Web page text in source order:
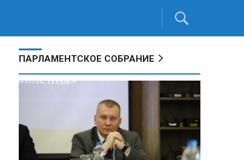
ПАРЛАМЕНТСКОЕ СОБРАНИЕ